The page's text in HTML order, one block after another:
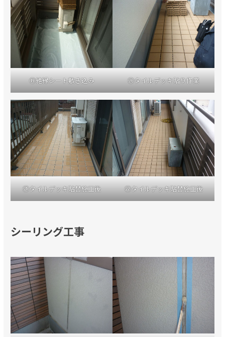
⑲絶縁シート敷き込み ⑳タイルデッキ貼り作業
㉑タイルデッキ貼替施工後 ㉒タイルデッキ貼替施工後
シーリング工事